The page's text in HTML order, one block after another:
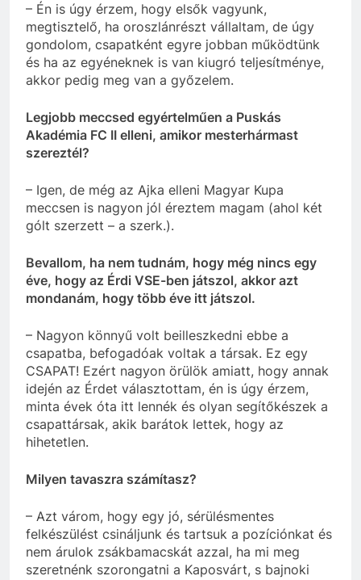
– Én is úgy érzem, hogy elsők vagyunk,
megtisztelő, ha oroszlánrészt vállaltam, de úgy
gondolom, csapatként egyre jobban működtünk
és ha az egyéneknek is van kiugró teljesítménye,
akkor pedig meg van a győzelem.
Legjobb meccsed egyértelműen a Puskás
Akadémia FC II elleni, amikor mesterhármast
szereztél?
– Igen, de még az Ajka elleni Magyar Kupa
meccsen is nagyon jól éreztem magam (ahol két
gólt szerzett – a szerk.).
Bevallom, ha nem tudnám, hogy még nincs egy
éve, hogy az Érdi VSE-ben játszol, akkor azt
mondanám, hogy több éve itt játszol.
– Nagyon könnyű volt beilleszkedni ebbe a
csapatba, befogadóak voltak a társak. Ez egy
CSAPAT! Ezért nagyon örülök amiatt, hogy annak
idején az Érdet választottam, én is úgy érzem,
minta évek óta itt lennék és olyan segítőkészek a
csapattársak, akik barátok lettek, hogy az
hihetetlen.
Milyen tavaszra számítasz?
– Azt várom, hogy egy jó, sérülésmentes
felkészülést csináljunk és tartsuk a pozíciónkat és
nem árulok zsákbamacskát azzal, ha mi meg
szeretnénk szorongatni a Kaposvárt, s bajnoki